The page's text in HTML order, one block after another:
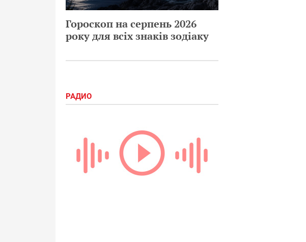
Гороскоп на серпень 2026
року для всіх знаків зодіаку
РАДИО